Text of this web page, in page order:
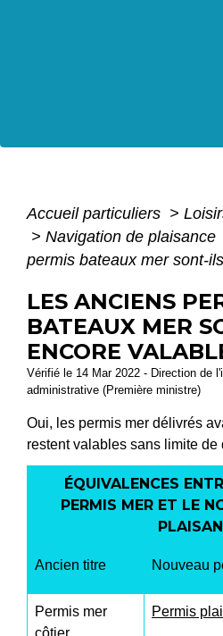
Accueil particuliers >
> Navigation de plaisance
permis bateaux mer sont-
LES ANCIENS
BATEAUX MER
ENCORE
Vérifié le 14 Mar 2022 - Direction de
administrative (Première ministre)
Oui, les permis mer délivrés
restent valables sans limite de
ÉQUIVALENCES
PERMIS MER ET LE
Ancien titre Nouveau
Permis mer
côtier
Permis